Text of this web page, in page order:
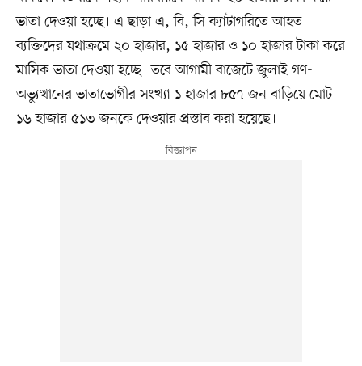
ভাতা দেওয়া হচ্ছে। এ ছাড়া এ, বি, সি ক্যাটাগরিতে আহত
ব্যক্তিদের যথাক্রমে ২০ হাজার, ১৫ হাজার ও ১০ হাজার টাকা করে
মাসিক ভাতা দেওয়া হচ্ছে। তবে আগামী বাজেটে জুলাই গণ-
অভ্যুত্থানের ভাতাভোগীর সংখ্যা ১ হাজার ৮৫৭ জন বাড়িয়ে মোট
১৬ হাজার ৫১৩ জনকে দেওয়ার প্রস্তাব করা হয়েছে।